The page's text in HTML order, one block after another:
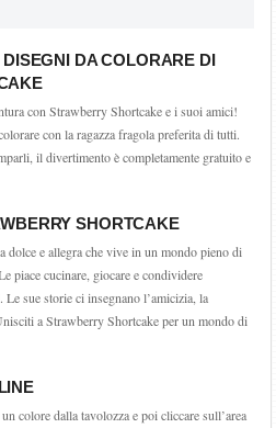
DA COLORARE DI
con Strawberry Shortcake e i suoi amici!
con la ragazza fragola preferita di tutti.
il divertimento è completamente gratuito e
SHORTCAKE
dolce e allegra che vive in un mondo pieno di
piace cucinare, giocare e condividere
sue storie ci insegnano l’amicizia, la
a Strawberry Shortcake per un mondo di
colore dalla tavolozza e poi cliccare sull’area